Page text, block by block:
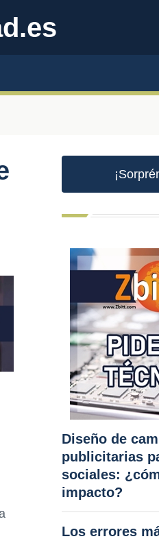
Diseño de
publicitarias
sociales:
impacto?
Los errores